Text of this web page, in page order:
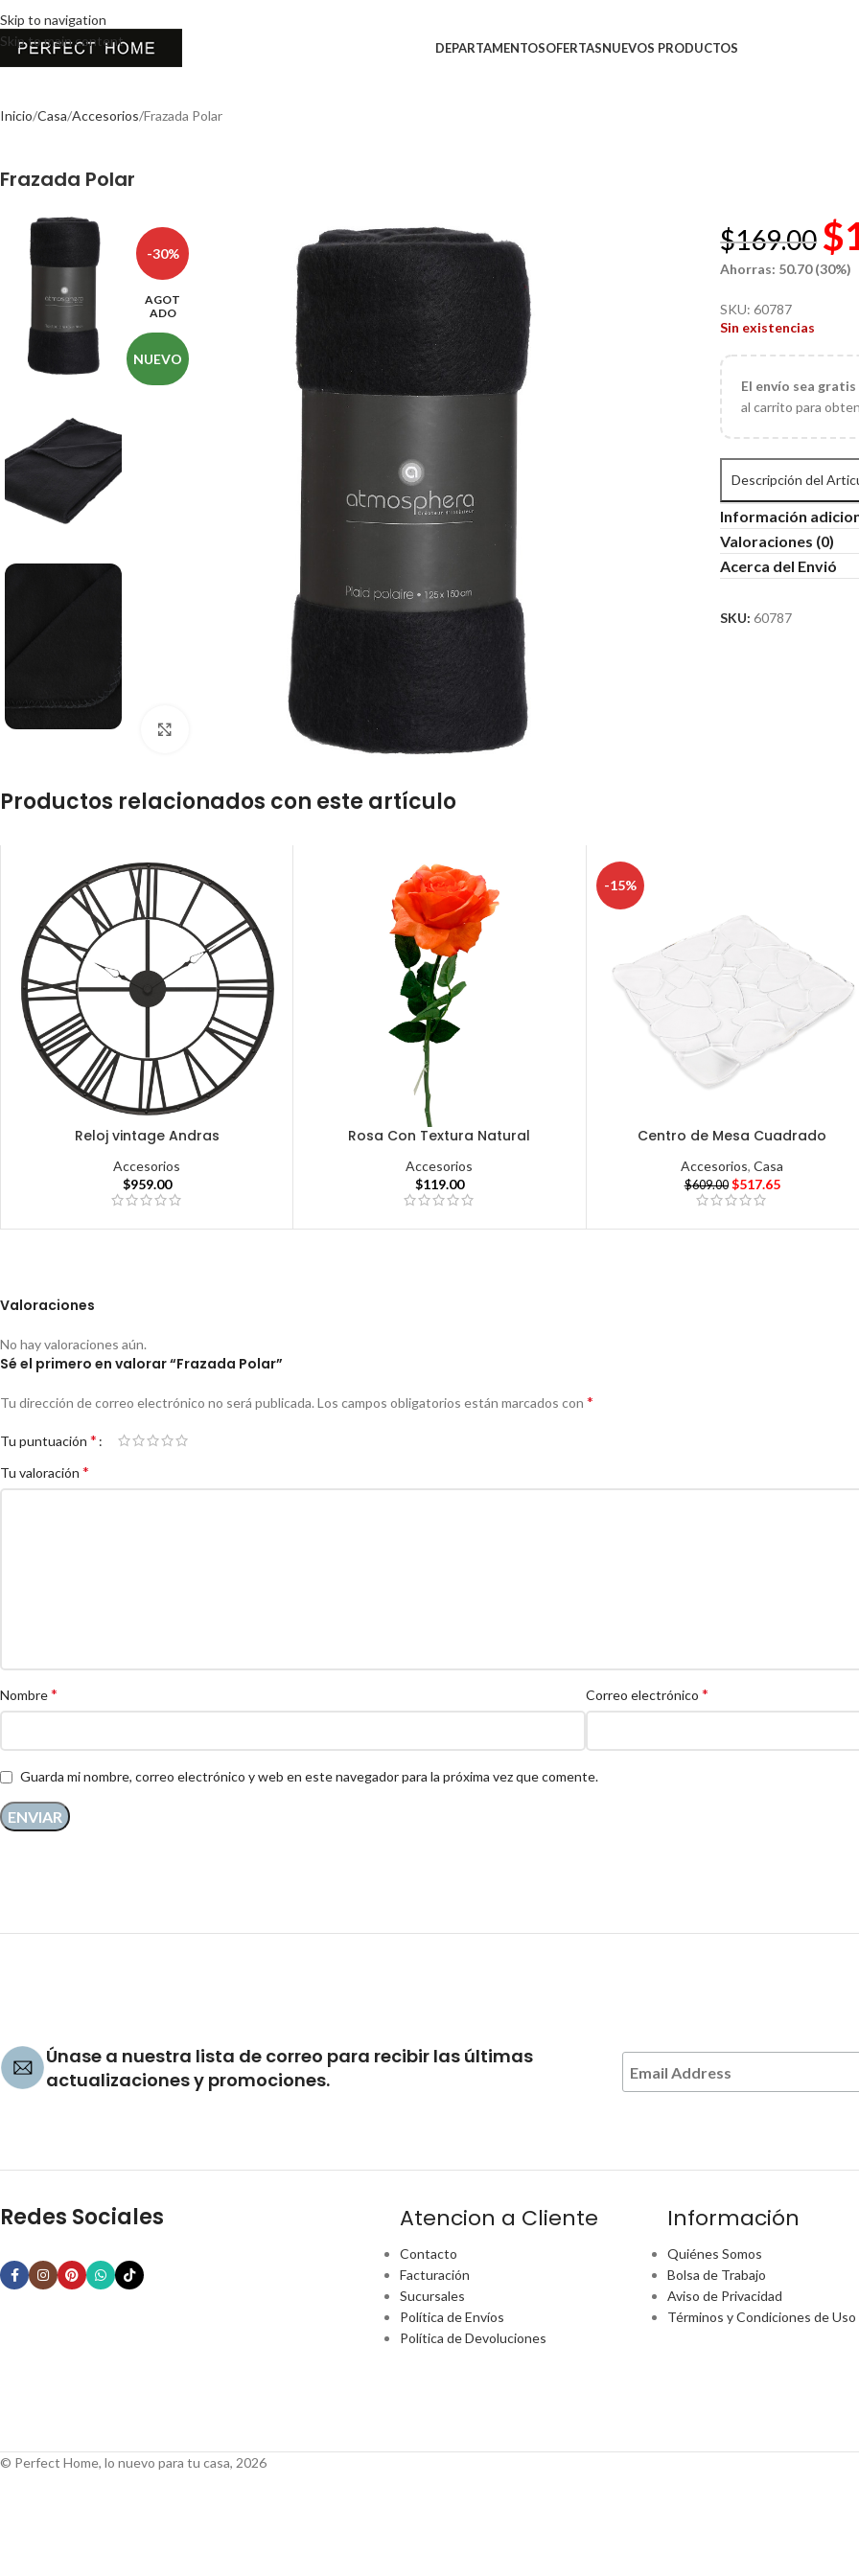
Skip to navigation
Skip to main content
DEPARTAMENTOSOFERTASNUEVOS PRODUCTOS
Inicio Casa Accesorios Frazada Polar
Frazada Polar
-30%
AGOT
ADO
NUEVO
$169.00 $
Ahorras: 50.70 (30%)
SKU:60787
Sin existencias
El envío sea
al carrito para
Descripción del
Información
Valoraciones (0)
Acerca del Envió
SKU:60787
Productos relacionados con este artículo
Reloj vintage Andras
Accesorios
$959.00
Rosa Con Textura Natural
Accesorios
$119.00
-15%
Centro de Mesa Cuadrado
Accesorios,Casa
$609.00 $517.65
Valoraciones
No hay valoraciones aún.
Sé el primero en valorar “Frazada Polar”
Tu dirección de correo electrónico no será publicada. Los campos obligatorios están marcados con *
Tu puntuación *
Tu valoración *
Nombre* Correo electrónico *
Guarda mi nombre, correo electrónico y web en este navegador para la próxima vez que comente.
Únase a nuestra lista de correo para recibir las últimas
actualizaciones y promociones.
Redes Sociales Atencion a Cliente
Contacto
Facturación
Sucursales
Política de Envíos
Política de Devoluciones
Información
Quiénes Somos
Bolsa de Trabajo
Aviso de Privacidad
Términos y Condiciones de Uso
© Perfect Home, lo nuevo para tu casa, 2026